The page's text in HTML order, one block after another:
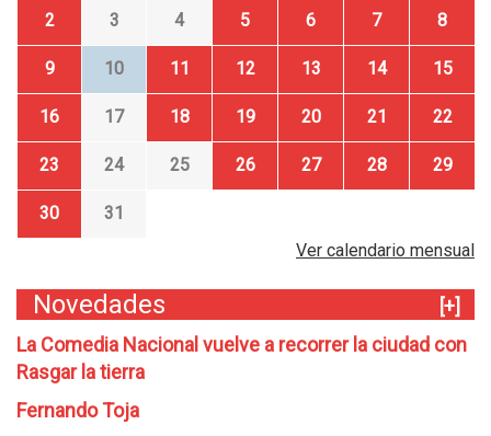
2 3 4 5 6 7 8
9 10 11 12 13 14 15
16 17 18 19 20 21 22
23 24 25 26 27 28 29
30
31
Ver calendario mensual
Novedades
[+]
La Comedia Nacional vuelve a recorrer la ciudad con
Rasgar la tierra
Fernando Toja